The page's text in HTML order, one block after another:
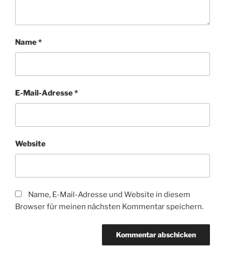
Name*
E-Mail-Adresse*
Website
Name, E-Mail-Adresse und Website in diesem
Browser für meinen nächsten Kommentar speichern.